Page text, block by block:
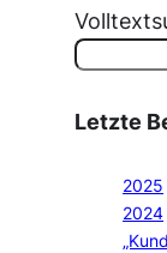
Letzte
2025
2024